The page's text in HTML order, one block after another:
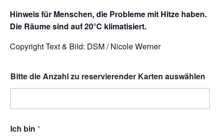
Hinweis für Menschen, die Probleme mit Hitze haben.
Die Räume sind auf 20°C klimatisiert.
Copyright Text & Bild: DSM / Nicole Werner
Bitte die Anzahl zu reservierender Karten auswählen
Ich bin *